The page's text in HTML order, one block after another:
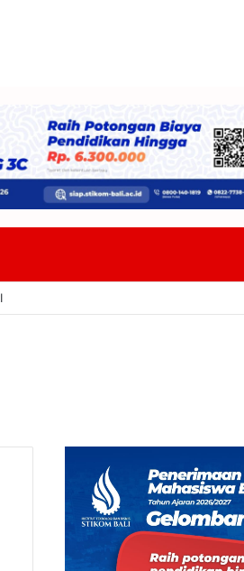
Harus Berdampak Nyata Bagi Masyarakat